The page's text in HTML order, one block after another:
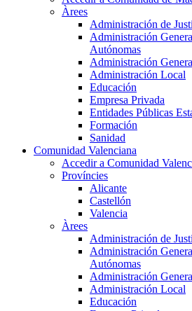
Àrees
Administración de
Administración
Autónomas
Administración
Administración Local
Educación
Empresa Privada
Entidades Públicas
Formación
Sanidad
Comunidad Valenciana
Accedir a Comunidad
Províncies
Alicante
Castellón
Valencia
Àrees
Administración de
Administración
Autónomas
Administración
Administración Local
Educación